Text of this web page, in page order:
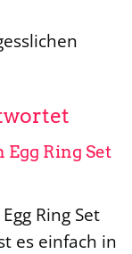
Egg Ring Set
Ring Set
es einfach in